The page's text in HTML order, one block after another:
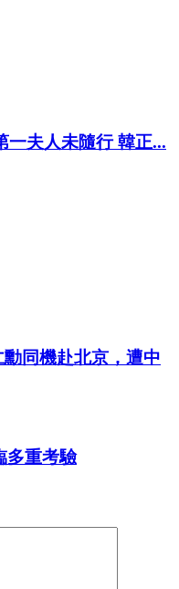
一夫人未隨行 韓正...
同機赴北京，遭中
多重考驗